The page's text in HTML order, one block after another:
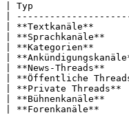
| Typ
|
| **Textkanäle**
| **Sprachkanäle**
| **Kategorien**
|
| **News-
| **Öffentliche
| **Private
|
|